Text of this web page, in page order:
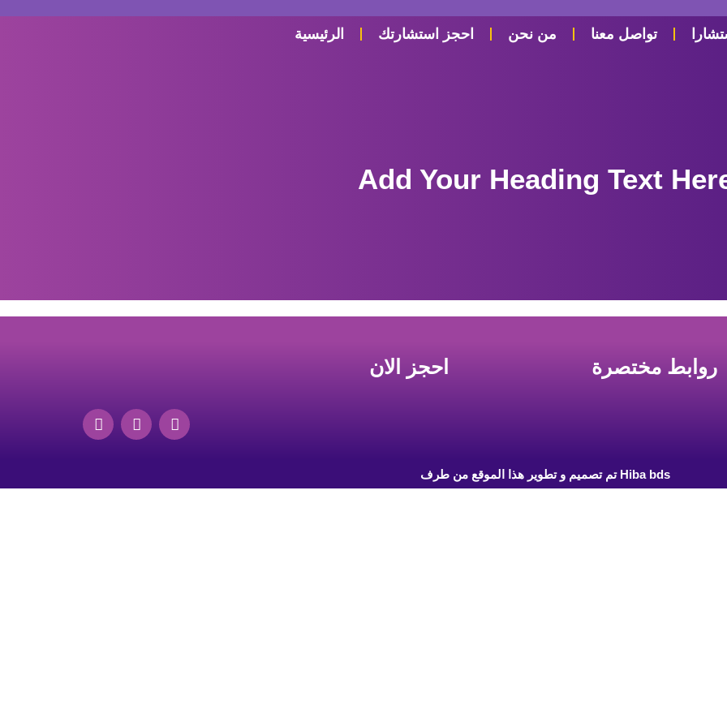
الرئيسية احجز استشارتك من نحن تواصل معنا
Add Your Heading Text
احجز الان روابط مختصرة
تم تصميم و تطوير هذا الموقع من طرف Hiba bds